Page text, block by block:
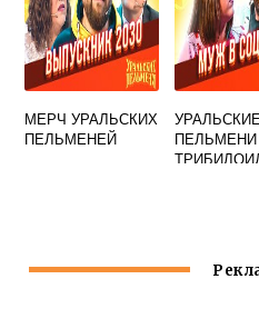
МЕРЧ УРАЛЬСКИХ
ПЕЛЬМЕНЕЙ
ПЕЛЬМЕНИ